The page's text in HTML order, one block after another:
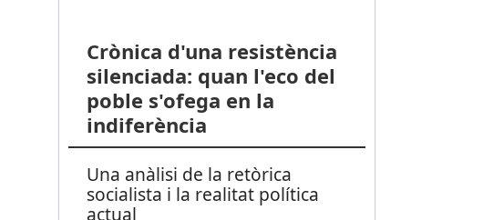
Crònica d'una resistència
silenciada: quan l'eco del
poble s'ofega en la
indiferència
Una anàlisi de la retòrica
socialista i la realitat política
actual